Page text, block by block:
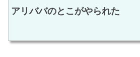
アリババのとこがやられた